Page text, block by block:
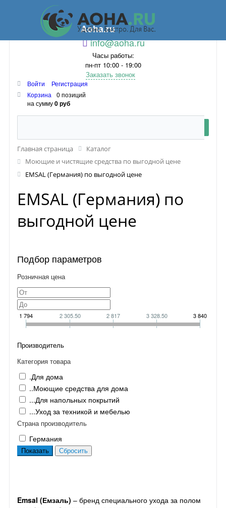
Aoha.ru
info@aoha.ru
Часы работы:
пн-пт 10:00 - 19:00
Заказать звонок
Войти
Регистрация
Корзина
0 позиций
на сумму0 руб
Главная страница
Каталог
Моющие и чистящие средства по выгодной цене
EMSAL (Германия) по выгодной цене
EMSAL (Германия) по
выгодной цене
Подбор параметров
Розничная цена
1 794 2 305.50 2 817 3 328.50 3 840
Производитель
Категория товара
.Для дома
..Моющие средства для дома
...Для напольных покрытий
...Уход за техникой и мебелью
Страна производитель
Германия
Emsal (Емзаль) – бренд специального ухода за полом